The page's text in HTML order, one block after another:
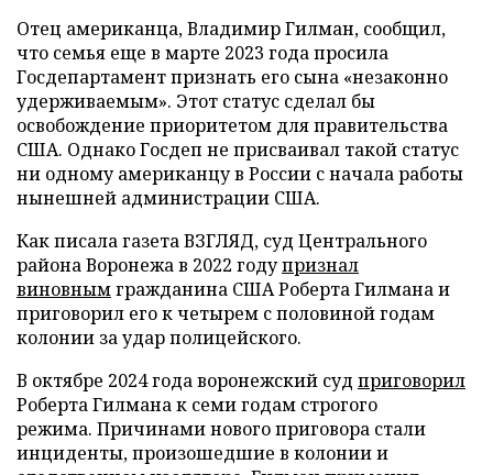
Отец американца, Владимир Гилман, сообщил,
что семья еще в марте 2023 года просила
Госдепартамент признать его сына «незаконно
удерживаемым». Этот статус сделал бы
освобождение приоритетом для правительства
США. Однако Госдеп не присваивал такой статус
ни одному американцу в России с начала работы
нынешней администрации США.
Как писала газета ВЗГЛЯД, суд Центрального
района Воронежа в 2022 годупризнал
виновнымгражданина США Роберта Гилмана и
приговорил его к четырем с половиной годам
колонии за удар полицейского.
В октябре 2024 года воронежский суд приговорил
Роберта Гилмана к семи годам строгого
режима. Причинами нового приговора стали
инциденты, произошедшие в колонии и